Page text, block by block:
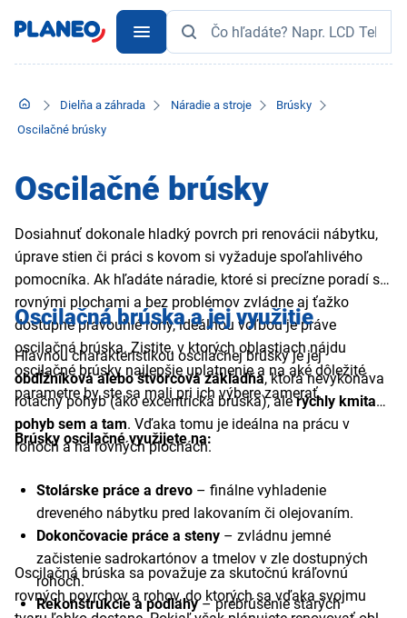
Dielňa a záhrada Náradie a stroje
Brúsky
Oscilačné brúsky
Oscilačné brúsky
Dosiahnuť dokonale hladký povrch pri renovácii nábytku,
úprave stien či práci s kovom si vyžaduje spoľahlivého
pomocníka. Ak hľadáte náradie, ktoré si precízne poradí s
rovnými plochami a bez problémov zvládne aj ťažko
dostupné pravouhlé rohy, ideálnou voľbou je práve
oscilačná brúska. Zistite, v ktorých oblastiach nájdu
oscilačné brúsky najlepšie uplatnenie a na aké dôležité
parametre by ste sa mali pri ich výbere zamerať.
Oscilačná brúska a jej využitie
Hlavnou charakteristikou oscilačnej brúsky je jej
obdĺžniková alebo štvorcová základňa, ktorá nevykonáva
rotačný pohyb (ako excentrická brúska), alerýchly kmitavý
pohyb sem a tam. Vďaka tomu je ideálna na prácu v
rohoch a na rovných plochách.
Brúsky oscilačné využijete na:
Stolárske práce a drevo – finálne vyhladenie
dreveného nábytku pred lakovaním či olejovaním.
Dokončovacie práce a steny – zvládnu jemné
začistenie sadrokartónov a tmelov v zle dostupných
rohoch.
Rekonštrukcie a podlahy– prebrúsenie starých
Oscilačná brúska sa považuje za skutočnú kráľovnú
rovných povrchov a rohov, do ktorých sa vďaka svojmu